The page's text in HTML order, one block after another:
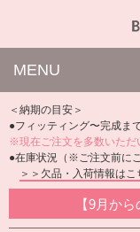
MENU
＜納期の目安＞
●フィッティング〜完成ま
※現在ご注文を多数いただ
●在庫状況（※ご注文前に
＞＞欠品・入荷情報はこ
【9月か